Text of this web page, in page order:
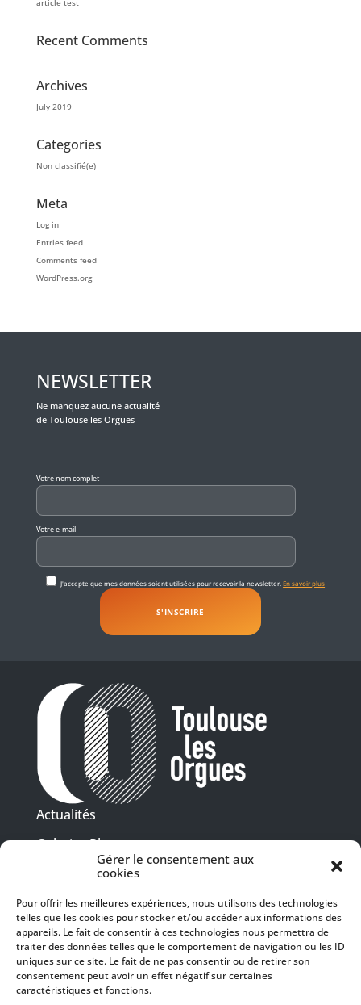
Gérer le consentement aux
cookies
Pour offrir les meilleures expériences, nous utilisons des technologies
telles que les cookies pour stocker et/ou accéder aux informations des
appareils. Le fait de consentir à ces technologies nous permettra de
traiter des données telles que le comportement de navigation ou les ID
uniques sur ce site. Le fait de ne pas consentir ou de retirer son
consentement peut avoir un effet négatif sur certaines
caractéristiques et fonctions.
article test
Recent Comments
Archives
July 2019
Categories
Non classifié(e)
Meta
Log in
Entries feed
Comments feed
WordPress.org
NEWSLETTER
Ne manquez aucune actualité
de Toulouse les Orgues
Votre nom complet
Votre e-mail
J'accepte que mes données soient utilisées pour recevoir la newsletter.En savoir plus
Actualités
Galeries Photos
Vidéothèque
Presse
Programme PDF
Billetterie
Recrutement
Mentions légales